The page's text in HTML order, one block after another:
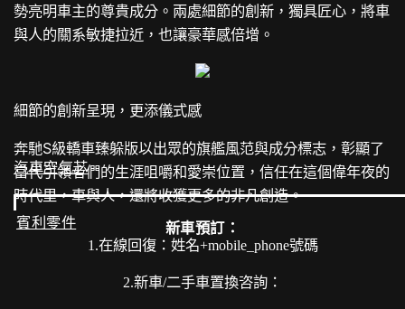
勢亮明車主的尊貴成分。兩處細節的創新，獨具匠心，將車
與人的關系敏捷拉近，也讓豪華感倍增。
細節的創新呈現，更添儀式感
奔馳S級轎車臻躲版以出眾的旗艦風范與成分標志，彰顯了
當代引領者們的生涯咀嚼和愛崇位置，信任在這個偉年夜的
時代里，車與人，還將收獲更多的非凡創造。
汽車空氣芯
賓利零件
新車預訂：
1.在線回復：姓名+mobile_phone號碼
2.新車/二手車置換咨詢：